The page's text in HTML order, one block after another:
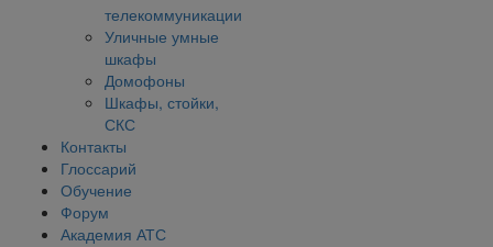
телекоммуникации
Уличные умные
шкафы
Домофоны
Шкафы, стойки,
СКС
Контакты
Глоссарий
Обучение
Форум
Академия АТС